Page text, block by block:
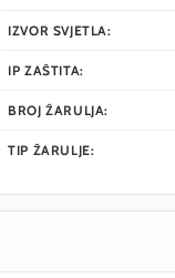
IZVOR SVJETLA:
IP ZAŠTITA:
BROJ ŽARULJA:
TIP ŽARULJE: